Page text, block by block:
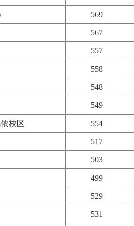
569
567
557
558
548
549
校区 554
517
503
499
529
531